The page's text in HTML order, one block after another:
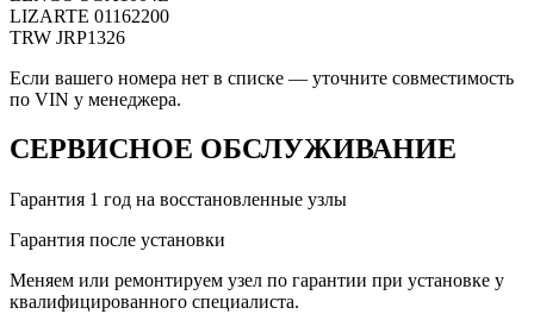
LIZARTE 01162200
TRW JRP1326
Если вашего номера нет в списке — уточните совместимость
по VIN у менеджера.
СЕРВИСНОЕ ОБСЛУЖИВАНИЕ
Гарантия 1 год на восстановленные узлы
Гарантия после установки
Меняем или ремонтируем узел по гарантии при установке у
квалифицированного специалиста.